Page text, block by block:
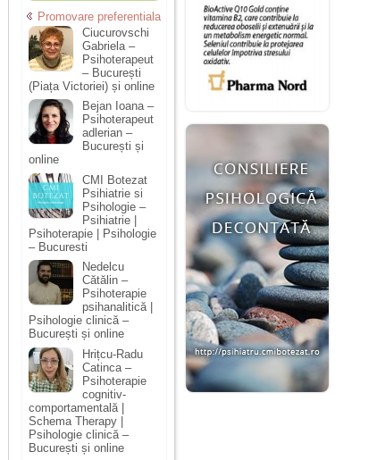
Promovare preferentiala
Ciucurovschi
Gabriela –
Psihoterapeut
– București
(Piața Victoriei) și online
Bejan Ioana –
Psihoterapeut
adlerian –
București și
online
CMI Botezat
Psihiatrie si
Psihologie –
Psihiatrie |
Psihoterapie | Psihologie
– Bucuresti
Nedelcu
Cătălin –
Psihoterapie
psihanalitică |
Psihologie clinică –
București și online
Hrițcu-Radu
Catinca –
Psihoterapie
cognitiv-
comportamentală |
Schema Therapy |
Psihologie clinică –
București și online